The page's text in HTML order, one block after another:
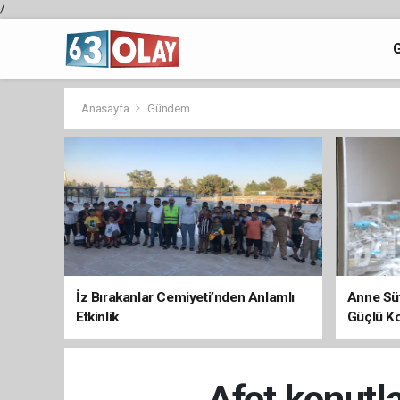
/
Anasayfa Gündem
İz Bırakanlar Cemiyeti’nden Anlamlı
Etkinlik
Anne
Güçlü